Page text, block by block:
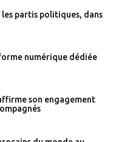
partis politiques, dans
numérique dédiée
son engagement